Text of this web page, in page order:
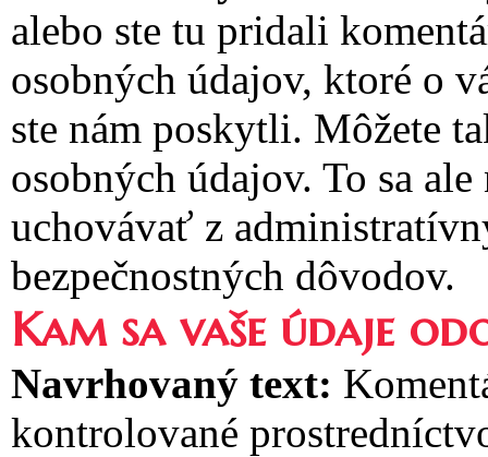
alebo ste tu pridali
osobných údajov, ktoré o
ste nám poskytli. Môžete
osobných údajov. To sa
uchovávať z
bezpečnostných dôvodov.
Kam sa vaše údaje
Navrhovaný text:
kontrolované